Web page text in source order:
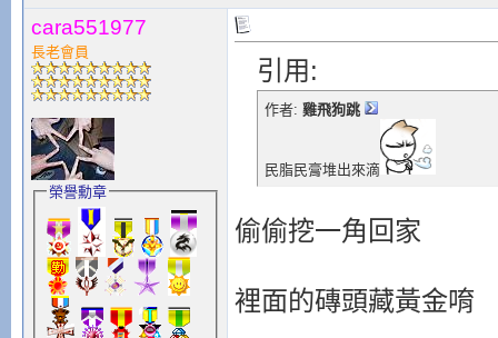
cara551977
長老會員
榮譽勳章
引用:
作者: 雞飛狗跳
民脂民膏堆出來滴
偷偷挖一角回家
裡面的磚頭藏黃金唷